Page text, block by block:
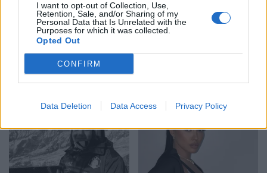
I want to opt-out of Collection, Use,
Retention, Sale, and/or Sharing of my
Personal Data that Is Unrelated with the
Purposes for which it was collected.
Opted Out
CONFIRM
Data Deletion Data Access Privacy Policy
Shtuarmë5.01.2020 12:15